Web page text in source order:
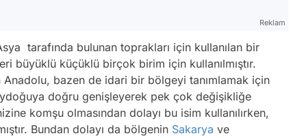
Reklam
tarafında bulunan toprakları için kullanılan bir
büyüklü küçüklü birçok birim için kullanılmıştır.
Anadolu, bazen de idari bir bölgeyi tanımlamak için
doğru genişleyerek pek çok değişikliğe
komşu olmasından dolayı bu isim kullanılırken,
Bundan dolayı da bölgenin Sakarya ve